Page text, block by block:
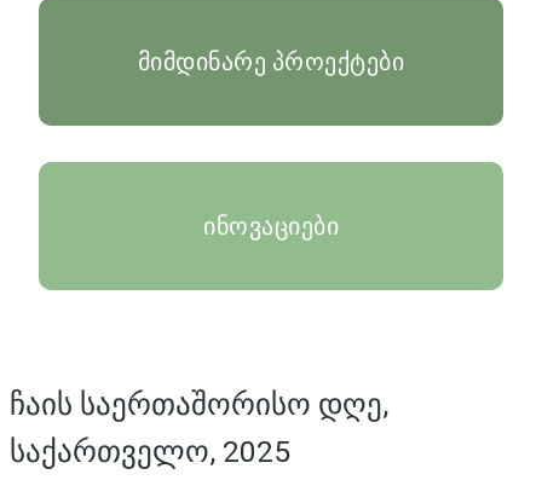
მიმდინარე პროექტები
ინოვაციები
ჩაის საერთაშორისო დღე,
საქართველო, 2025